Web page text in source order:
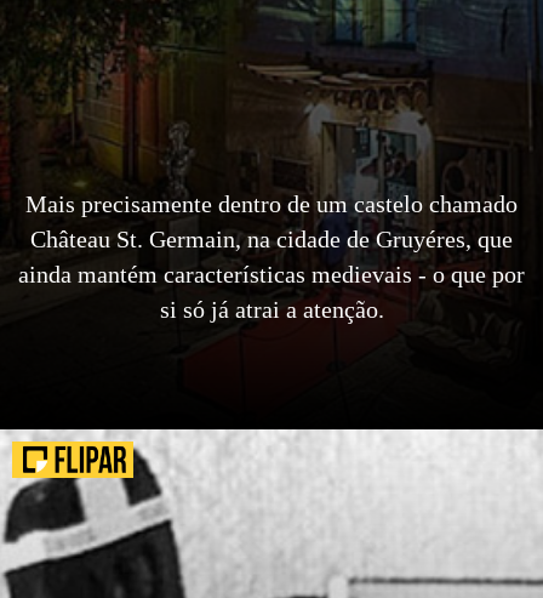
Mais precisamente dentro de um castelo chamado
Château St. Germain, na cidade de Gruyéres, que
ainda mantém características medievais - o que por
si só já atrai a atenção.